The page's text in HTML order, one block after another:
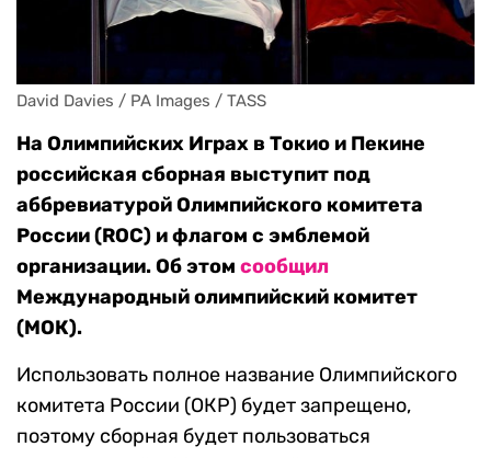
David Davies / PA Images / TASS
На Олимпийских Играх в Токио и Пекине
российская сборная выступит под
аббревиатурой Олимпийского комитета
России (ROC) и флагом с эмблемой
организации. Об этом сообщил
Международный олимпийский комитет
(МОК).
Использовать полное название Олимпийского
комитета России (ОКР) будет запрещено,
поэтому сборная будет пользоваться